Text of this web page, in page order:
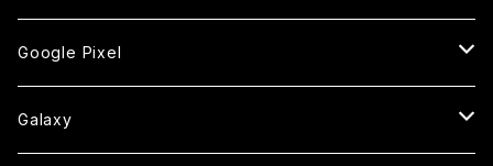
セラミックフィルム
セラミックフィルム
ガラスフィルム
セラミックフィルム
iPhoneXSMax
ガラスフィルム
ケース
ガラスフィルム
ケース
ガラスフィルム
セラミックフィルム
iPhone7
ガラスフィルム
iPhone6s
iPhone6Plus
ガラスフィルム
iPhone6sPlus
Google Pixel
ガラスフィルム
Galaxy